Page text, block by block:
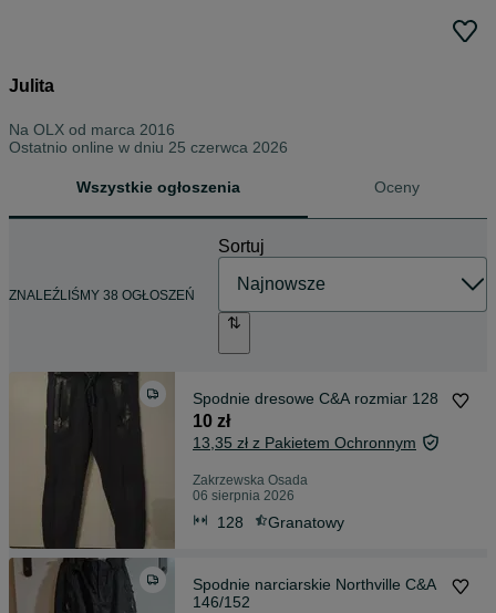
Julita
Na OLX od marca 2016
Ostatnio online w dniu 25 czerwca 2026
Wszystkie ogłoszenia Oceny
ZNALEŹLIŚMY 38 OGŁOSZEŃ
Sortuj
Spodnie dresowe C&A rozmiar 128
10 zł
13,35 zł z Pakietem Ochronnym
Zakrzewska Osada
06 sierpnia 2026
128 Granatowy
Spodnie narciarskie Northville C&A
146/152